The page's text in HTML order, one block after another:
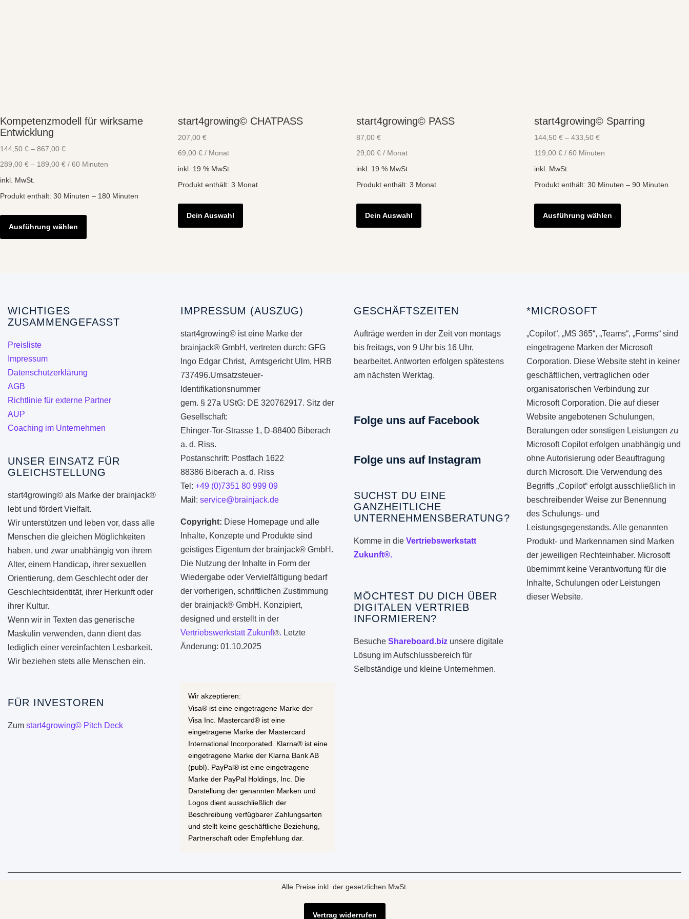
Kompetenzmodell für wirksame
Entwicklung
144,50 € – 867,00 €
289,00 € – 189,00 € / 60 Minuten
inkl. MwSt.
Produkt enthält: 30 Minuten – 180 Minuten
Ausführung wählen
weist
können
gewählt
start4growing© CHATPASS
207,00€
69,00€ / Monat
inkl. 19 % MwSt.
Produkt enthält: 3 Monat
Dein Auswahl
start4growing© PASS
87,00 €
29,00 €/ Monat
inkl. 19 % MwSt.
Produkt enthält: 3 Monat
Dein Auswahl
start4growing© Sparring
144,50€ –433,50€
119,00€ /60 Minuten
inkl. MwSt.
Produkt enthält: 30 Minuten – 90 Minuten
Ausführung wählen
weist
der
Produktseite
gewählt
werden
WICHTIGES
ZUSAMMENGEFASST
Preisliste
Impressum
Datenschutzerklärung
AGB
Richtlinie für externe Partner
AUP
Coaching im Unternehmen
UNSER EINSATZ FÜR
GLEICHSTELLUNG
start4growing© als Marke der brainjack®
lebt und fördert Vielfalt.
Wir unterstützen und leben vor, dass alle
Menschen die gleichen Möglichkeiten
haben, und zwar unabhängig von ihrem
Alter, einem Handicap, ihrer sexuellen
Orientierung, dem Geschlecht oder der
Geschlechtsidentität, ihrer Herkunft oder
ihrer Kultur.
Wenn wir in Texten das generische
Maskulin verwenden, dann dient das
lediglich einer vereinfachten Lesbarkeit.
Wir beziehen stets alle Menschen ein.
FÜR INVESTOREN
Zum start4growing© Pitch Deck
IMPRESSUM (AUSZUG)
start4growing© ist eine Marke der
brainjack® GmbH, vertreten durch: GFG
Ingo Edgar Christ, Amtsgericht Ulm, HRB
737496.Umsatzsteuer-
Identifikationsnummer
gem. § 27a UStG: DE 320762917. Sitz der
Gesellschaft:
Ehinger-Tor-Strasse 1, D-88400 Biberach
a. d. Riss.
Postanschrift: Postfach 1622
88386 Biberach a. d. Riss
Tel:+49 (0)7351 80 999 09
Mail:service@brainjack.de
Copyright: Diese Homepage und alle
Inhalte, Konzepte und Produkte sind
geistiges Eigentum der brainjack® GmbH.
Die Nutzung der Inhalte in Form der
Wiedergabe oder Vervielfältigung bedarf
der vorherigen, schriftlichen Zustimmung
der brainjack® GmbH. Konzipiert,
designed und erstellt in der
Vertriebswerkstatt Zukunft®. Letzte
Änderung: 01.10.2025
Wir akzeptieren:
Visa® ist eine eingetragene Marke der
Visa Inc. Mastercard® ist eine
eingetragene Marke der Mastercard
International Incorporated. Klarna® ist eine
eingetragene Marke der Klarna Bank AB
(publ). PayPal® ist eine eingetragene
Marke der PayPal Holdings, Inc. Die
Darstellung der genannten Marken und
Logos dient ausschließlich der
Beschreibung verfügbarer Zahlungsarten
und stellt keine geschäftliche Beziehung,
Partnerschaft oder Empfehlung dar.
GESCHÄFTSZEITEN
Aufträge werden in der Zeit von montags
bis freitags, von 9 Uhr bis 16 Uhr,
bearbeitet. Antworten erfolgen spätestens
am nächsten Werktag.
Folge uns auf Facebook
Folge uns auf Instagram
SUCHST DU EINE
GANZHEITLICHE
UNTERNEHMENSBERATUNG?
Komme in die Vertriebswerkstatt
Zukunft®.
MÖCHTEST DU DICH ÜBER
DIGITALEN VERTRIEB
INFORMIEREN?
Besuche Shareboard.bizunsere digitale
Lösung im Aufschlussbereich für
Selbständige und kleine Unternehmen.
*MICROSOFT
„Copilot“, „MS 365“, „Teams“, „Forms“ sind
eingetragene Marken der Microsoft
Corporation. Diese Website steht in keiner
geschäftlichen, vertraglichen oder
organisatorischen Verbindung zur
Microsoft Corporation. Die auf dieser
Website angebotenen Schulungen,
Beratungen oder sonstigen Leistungen zu
Microsoft Copilot erfolgen unabhängig und
ohne Autorisierung oder Beauftragung
durch Microsoft. Die Verwendung des
Begriffs „Copilot“ erfolgt ausschließlich in
beschreibender Weise zur Benennung
des Schulungs- und
Leistungsgegenstands. Alle genannten
Produkt- und Markennamen sind Marken
der jeweiligen Rechteinhaber. Microsoft
übernimmt keine Verantwortung für die
Inhalte, Schulungen oder Leistungen
dieser Website.
Alle Preise inkl. der gesetzlichen MwSt.
Vertrag widerrufen